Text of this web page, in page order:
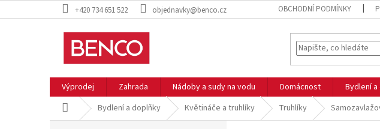
na
+420 734 651 522 objednavky@benco.cz OBCHODNÍ PODMÍNKY
Výprodej Zahrada Nádoby a sudy na vodu Domácnost Bydlení
Domů Bydlení a doplňky Květináče a truhlíky Truhlíky